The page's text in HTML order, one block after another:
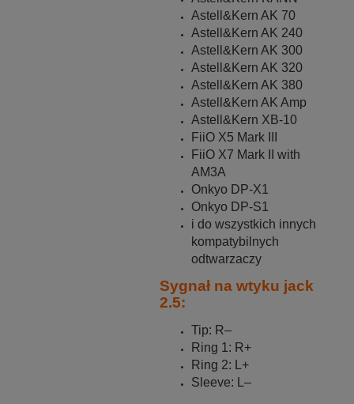
Astell&Kern AK 70
Astell&Kern AK 240
Astell&Kern AK 300
Astell&Kern AK 320
Astell&Kern AK 380
Astell&Kern AK Amp
Astell&Kern XB-10
FiiO X5 Mark III
FiiO X7 Mark II with
AM3A
Onkyo DP-X1
Onkyo DP-S1
i do wszystkich innych
kompatybilnych
odtwarzaczy
Sygnał na wtyku jack
2.5:
Tip: R–
Ring 1: R+
Ring 2: L+
Sleeve: L–